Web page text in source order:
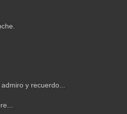
y recuerdo...